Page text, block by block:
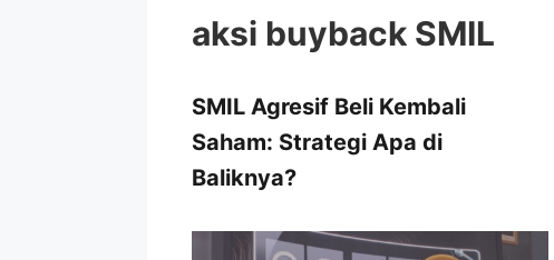
aksi buyback SMIL
SMIL Agresif Beli Kembali
Saham: Strategi Apa di
Baliknya?